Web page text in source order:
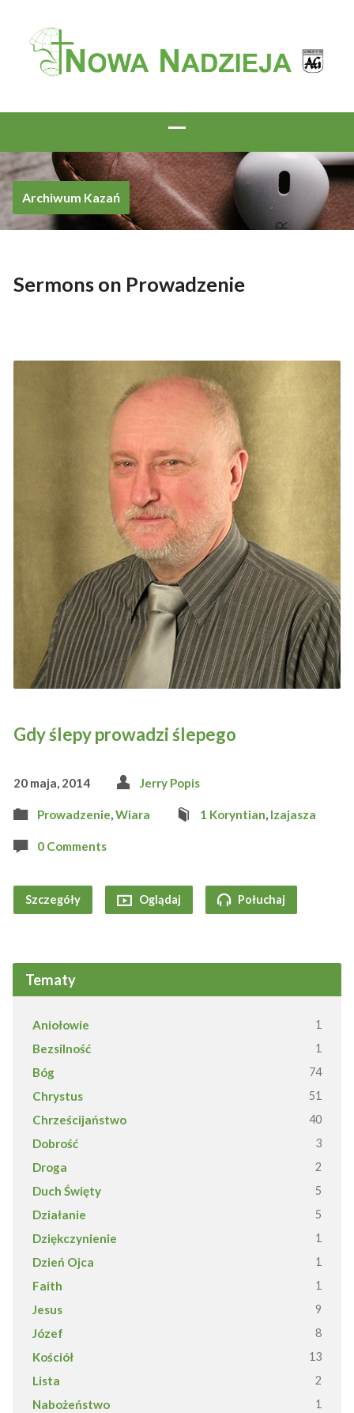
Archiwum Kazań
Sermons on Prowadzenie
Gdy ślepy prowadzi ślepego
20 maja, 2014 Jerry Popis
Prowadzenie Wiara 1 Koryntian Izajasza
0 Comments
Szczegóły Oglądaj Połuchaj
Tematy
Aniołowie 1
Bezsilność 1
Bóg 74
Chrystus 51
Chrześcijaństwo 40
Dobrość 3
Droga 2
Duch Święty 5
Działanie 5
Dziękczynienie 1
Dzień Ojca 1
Faith 1
Jesus 9
Józef 8
Kościół 13
Lista 2
Nabożeństwo 1